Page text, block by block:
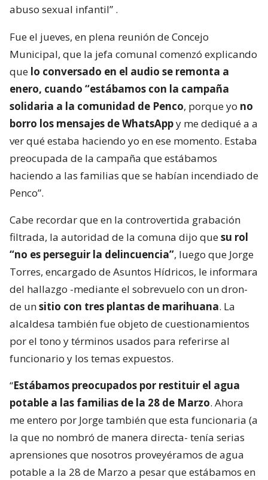
abuso sexual infantil” .
Fue el jueves, en plena reunión de Concejo
Municipal, que la jefa comunal comenzó explicando
que lo conversado en el audio se remonta a
enero, cuando “estábamos con la campaña
solidaria a la comunidad de Penco, porque yo no
borro los mensajes de WhatsAppy me dediqué a a
ver qué estaba haciendo yo en ese momento. Estaba
preocupada de la campaña que estábamos
haciendo a las familias que se habían incendiado de
Penco”.
Cabe recordar que en la controvertida grabación
filtrada, la autoridad de la comuna dijo quesu rol
“no es perseguir la delincuencia”, luego que Jorge
Torres, encargado de Asuntos Hídricos, le informara
del hallazgo -mediante el sobrevuelo con un dron-
de unsitio con tres plantas de marihuana. La
alcaldesa también fue objeto de cuestionamientos
por el tono y términos usados para referirse al
funcionario y los temas expuestos.
“Estábamos preocupados por restituir el agua
potable a las familias de la 28 de Marzo. Ahora
me entero por Jorge también que esta funcionaria (a
la que no nombró de manera directa- tenía serias
aprensiones que nosotros proveyéramos de agua
potable a la 28 de Marzo a pesar que estábamos en